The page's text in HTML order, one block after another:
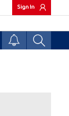
Sign In